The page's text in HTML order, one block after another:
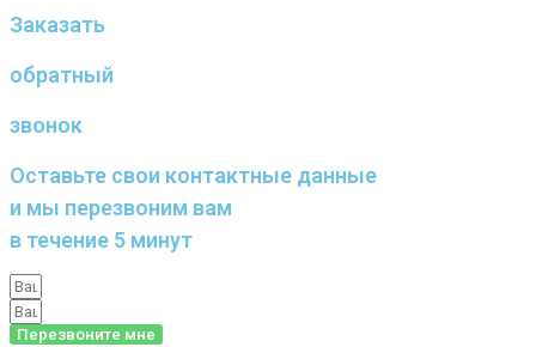
Заказать
обратный
звонок
Оставьте свои контактные данные
и мы перезвоним вам
в течение 5 минут
Перезвоните мне